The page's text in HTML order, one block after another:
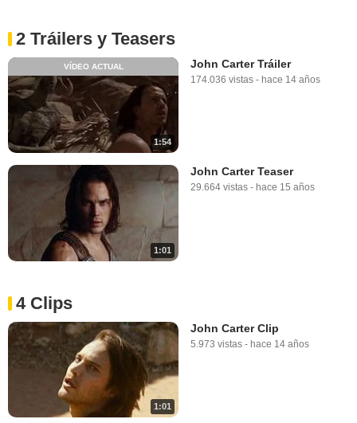
2 Tráilers y Teasers
1:54
VÍDEO ACTUAL John Carter Tráiler
174.036 vistas - hace 14 años
1:01
John Carter Teaser
29.664 vistas - hace 15 años
4 Clips
1:01
John Carter Clip
5.973 vistas - hace 14 años